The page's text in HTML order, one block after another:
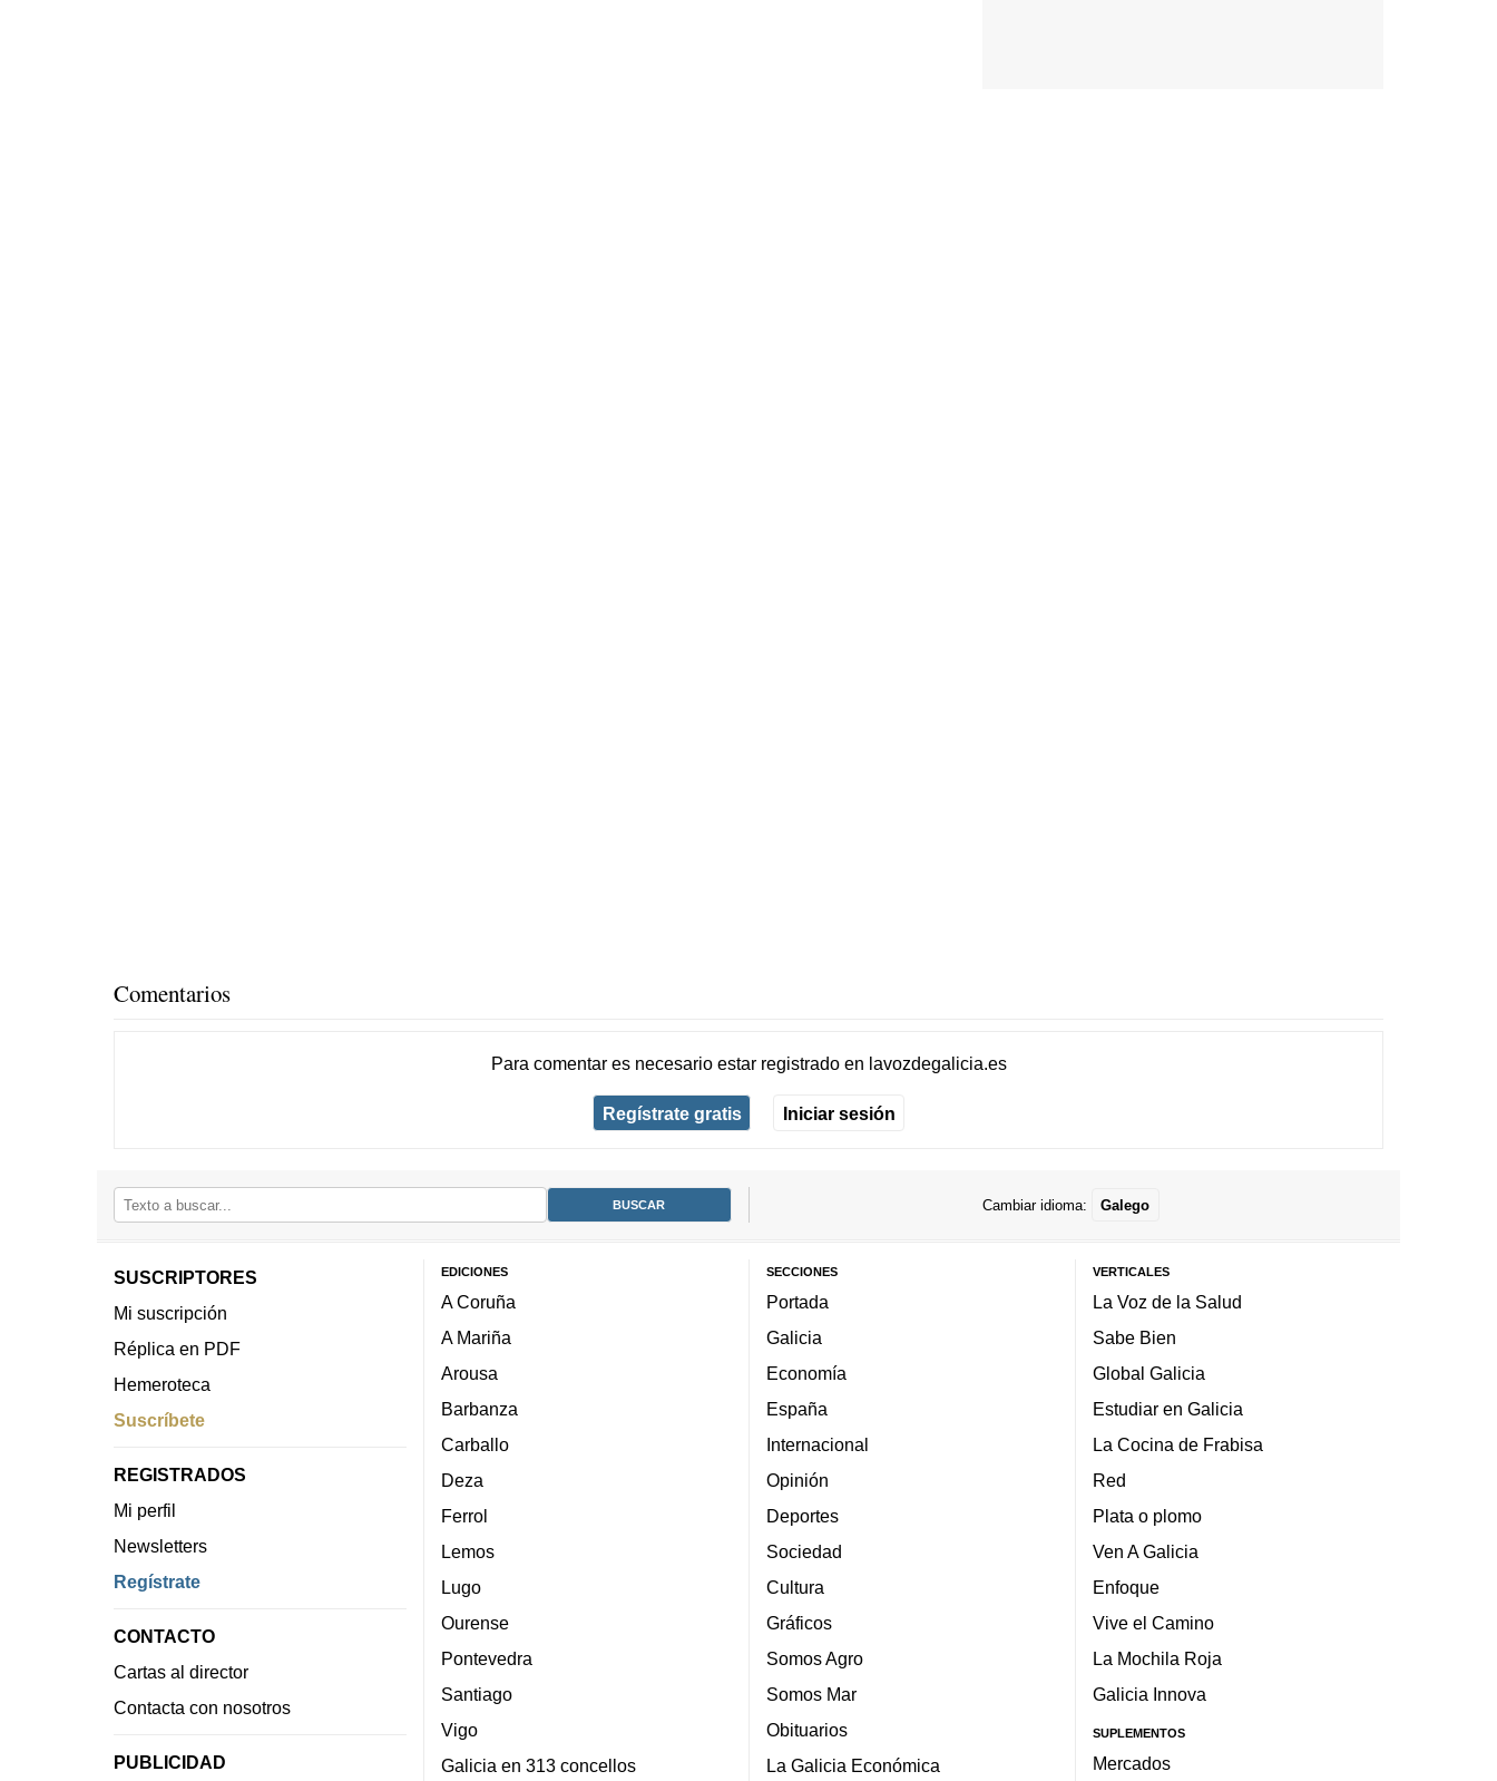
Comentarios
Para comentar es necesario estar registradoen lavozdegalicia.es
Regístrate gratis Iniciar sesión
Cambiar idioma: Galego
SUSCRIPTORES
Mi suscripción
Réplica en PDF
Hemeroteca
Suscríbete
REGISTRADOS
Mi perfil
Newsletters
Regístrate
CONTACTO
Cartas al director
Contacta con nosotros
PUBLICIDAD
EDICIONES
A Coruña
A Mariña
Arousa
Barbanza
Carballo
Deza
Ferrol
Lemos
Lugo
Ourense
Pontevedra
Santiago
Vigo
Galicia en 313 concellos
SECCIONES
Portada
Galicia
Economía
España
Internacional
Opinión
Deportes
Sociedad
Cultura
Gráficos
Somos Agro
Somos Mar
Obituarios
La Galicia Económica
VERTICALES
La Voz de la Salud
Sabe Bien
Global Galicia
Estudiar en Galicia
La Cocina de Frabisa
Red
Plata o plomo
Ven A Galicia
Enfoque
Vive el Camino
La Mochila Roja
Galicia Innova
SUPLEMENTOS
Mercados